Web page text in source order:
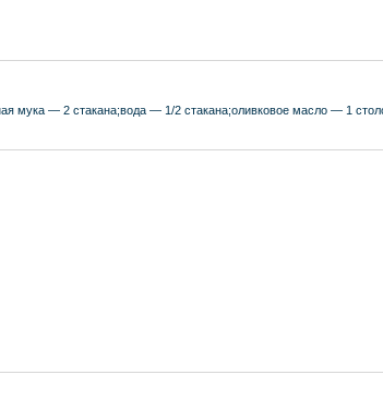
мука — 2 стакана;вода — 1/2 стакана;оливковое масло — 1